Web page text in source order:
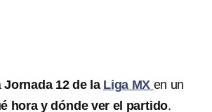
Jornada 12 de la Liga MX en un
hora y dónde ver el partido.